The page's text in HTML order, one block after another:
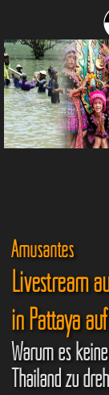
Amüsantes
Livestream
in Pattaya auf
Warum es
Thailand zu